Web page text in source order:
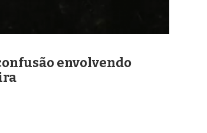
envolvendo